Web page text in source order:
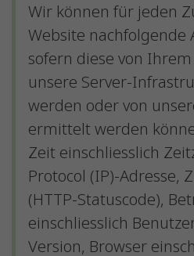
Wir können für jeden
Website nachfolgende
sofern diese von
unsere Server-
werden oder von
ermittelt werden
Zeit einschliesslich
Protocol (IP)-Adresse,
(HTTP-Statuscode),
einschliesslich
Version, Browser